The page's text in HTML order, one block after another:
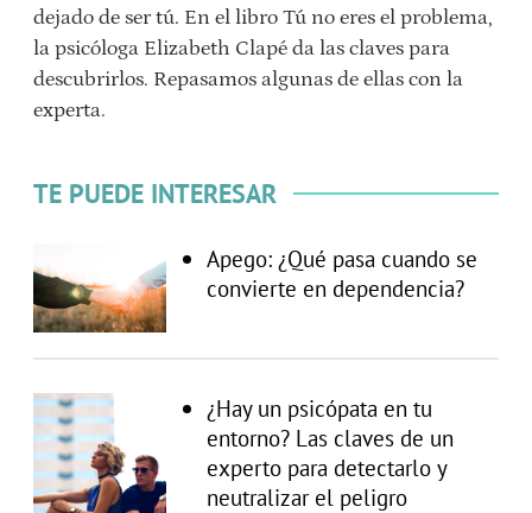
dejado de ser tú. En el libro Tú no eres el problema,
la psicóloga Elizabeth Clapé da las claves para
descubrirlos. Repasamos algunas de ellas con la
experta.
TE PUEDE INTERESAR
Apego: ¿Qué pasa cuando se
convierte en dependencia?
¿Hay un psicópata en tu
entorno? Las claves de un
experto para detectarlo y
neutralizar el peligro